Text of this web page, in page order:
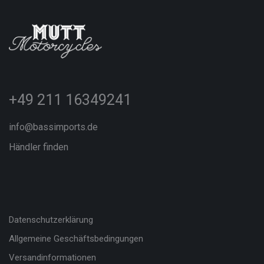
+49 211 16349241
info@bassimports.de
Händler finden
Datenschutzerklärung
Allgemeine Geschäftsbedingungen
Versandinformationen